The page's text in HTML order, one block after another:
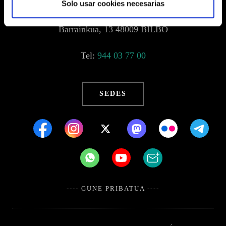
Solo usar cookies necesarias
Barrainkua, 13 48009 BILBO
Tel: 944 03 77 00
SEDES
---- GUNE PRIBATUA ----